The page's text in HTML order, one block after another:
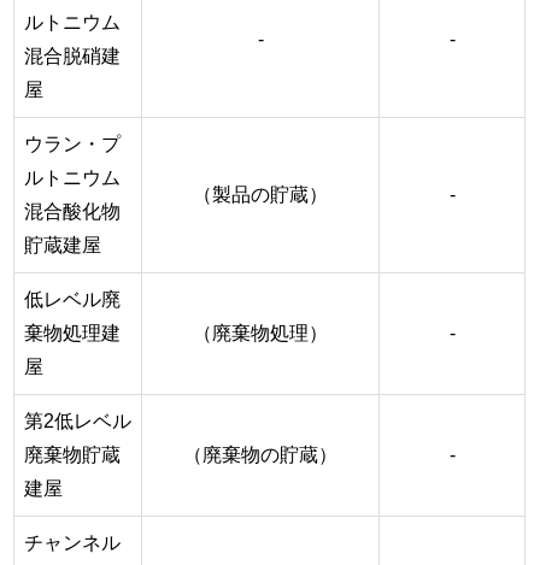
ルトニウム
混合脱硝建
屋
- -
ウラン・プ
ルトニウム
混合酸化物
貯蔵建屋
（製品の貯蔵） -
低レベル廃
棄物処理建
屋
（廃棄物処理） -
第2低レベル
廃棄物貯蔵
建屋
（廃棄物の貯蔵） -
チャンネル